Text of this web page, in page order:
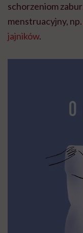
schorzeniom
menstruacyjny, np.
jajników.